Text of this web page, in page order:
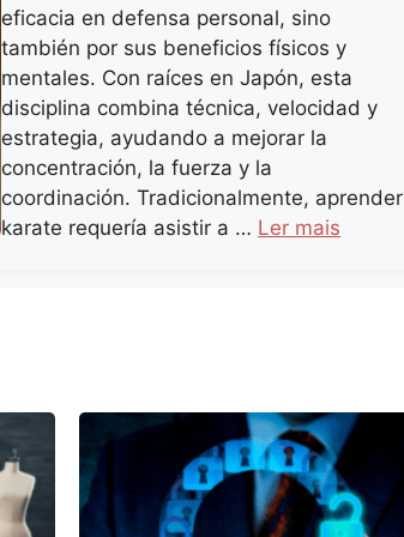
eficacia en defensa personal, sino
también por sus beneficios físicos y
mentales. Con raíces en Japón, esta
disciplina combina técnica, velocidad y
estrategia, ayudando a mejorar la
concentración, la fuerza y la
coordinación. Tradicionalmente, aprender
karate requería asistir a … Ler mais